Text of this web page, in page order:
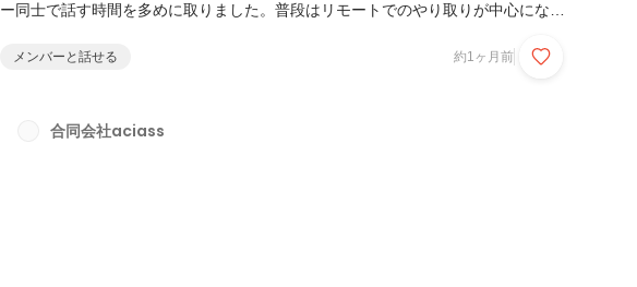
ー同士で話す時間を多めに取りました。普段はリモートでのやり取りが中心になる
伝えるだけではなく、それぞれがどう感じているのか、これからどう動いていくの
ため今回は、同じ内容を繰り返すのではなく、今動いていることやこれから進めて
メンバーと話せる 約1ヶ月前
合同会社aciass